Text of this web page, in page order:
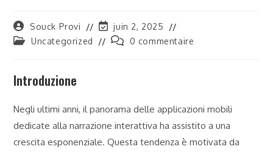
Auteur/autrice
de
Souck Provi
Dernière
modification
de
juin 2, 2025
PostUncategorized
Commentaires
0 commentaire
Introduzione
Negli ultimi anni, il panorama delle applicazioni mobili
dedicate alla narrazione interattiva ha assistito a una
crescita esponenziale. Questa tendenza è motivata da